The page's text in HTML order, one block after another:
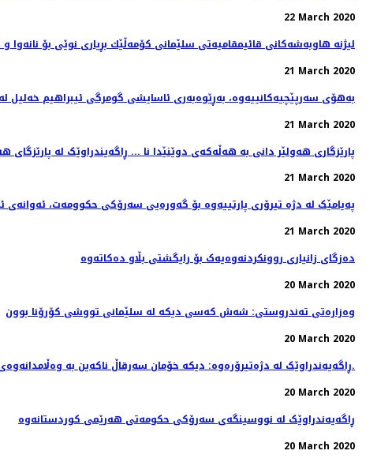
22 March 2020
لیژنه‌ هاوبه‌شه‌كانی قائیمقامیه‌تی سلێمانی كۆمه‌ڵێك بڕیاری نوێی بۆ نانه‌وا
21 March 2020
بەهۆی سەرپێچیەکانییەوە، بەڕێوەبەری ئاسایشی گومرگی ئیبراهیم خەلیل
21 March 2020
.. پارێزگاری هەولێر دانی بە هەڵەکەی دوێنێدا نا ... ڕاگەیندراوێک لە پارێزگای
21 March 2020
پەیامێک لە دژە تیرۆری پارتییەوە بۆ گەورەیی سەرۆکی حکوومەت،
21 March 2020
دەزگای زانیاری روونکردنەوەیەک بۆ رایگشتی بڵاو دەکاتەوە
20 March 2020
وەزارەتی تەندروستی: شەش كەسی دیكە لە سلێمانی تووشی كۆرۆنا بوون
20 March 2020
ڕاگەیەندراوێک لە دژەتیرۆرەوە: دیکە خۆمان سەرقاڵ ناکەین بە وەڵامدانەوەی حکومەتێکی فاشل و سەرۆکە ڕۆژنامەنوس کوژەکەی.
20 March 2020
ڕاگەیەندراوێک لە نووسینگەی سەرۆکی حکومەتی هەرێمی کوردستانەوە
20 March 2020